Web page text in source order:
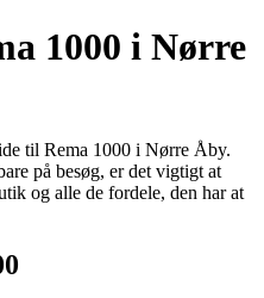
1000 i Nørre
til Rema 1000 i Nørre Åby.
på besøg, er det vigtigt at
og alle de fordele, den har at